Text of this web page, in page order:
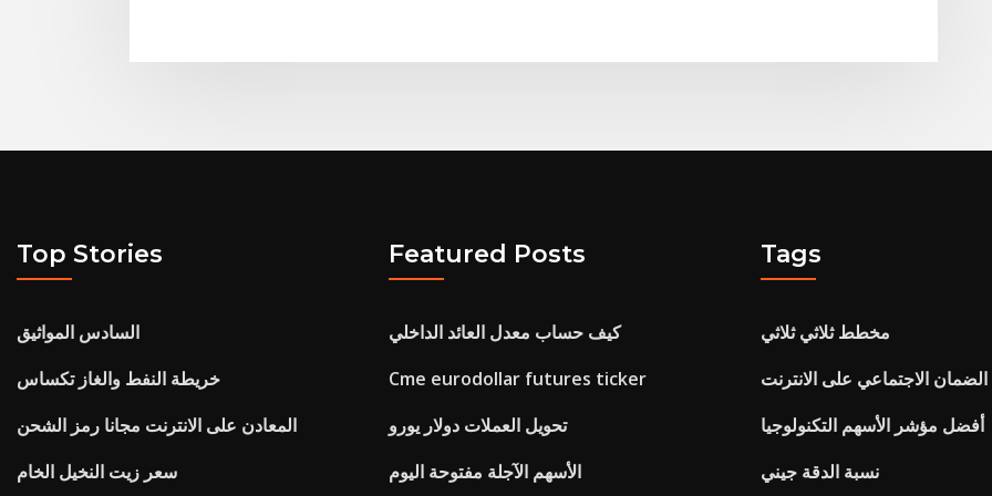
Top Stories
السادس المواثيق
خريطة النفط والغاز تكساس
المعادن على الانترنت مجانا رمز الشحن
سعر زيت النخيل الخام
Featured Posts
كيف حساب معدل العائد الداخلي
Cme eurodollar futures ticker
تحويل العملات دولار يورو
الأسهم الآجلة مفتوحة اليوم
Tags
مخطط ثلاثي ثلاثي
أفضل مؤشر الأسهم التكنولوجيا
نسبة الدقة جيني